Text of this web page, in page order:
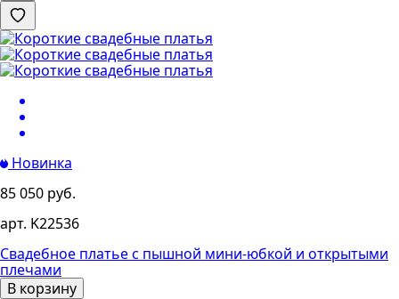
Новинка
85 050 руб.
арт. K22536
Свадебное платье с пышной мини-юбкой и открытыми
плечами
В корзину